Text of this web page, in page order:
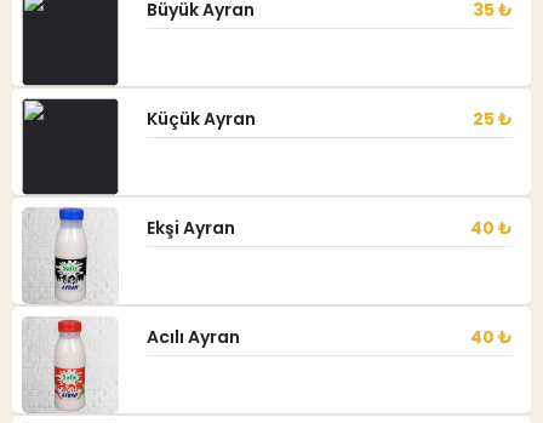
Büyük Ayran 35 ₺
Küçük Ayran 25 ₺
Ekşi Ayran 40 ₺
Acılı Ayran 40 ₺